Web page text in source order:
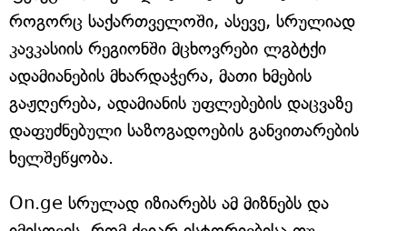
როგორც საქართველოში, ასევე, სრულიად
კავკასიის რეგიონში მცხოვრები ლგბტქი
ადამიანების მხარდაჭერა, მათი ხმების
გაჟღერება, ადამიანის უფლებების დაცვაზე
დაფუძნებული საზოგადოების განვითარების
ხელშეწყობა.
On.ge სრულად იზიარებს ამ მიზნებს და